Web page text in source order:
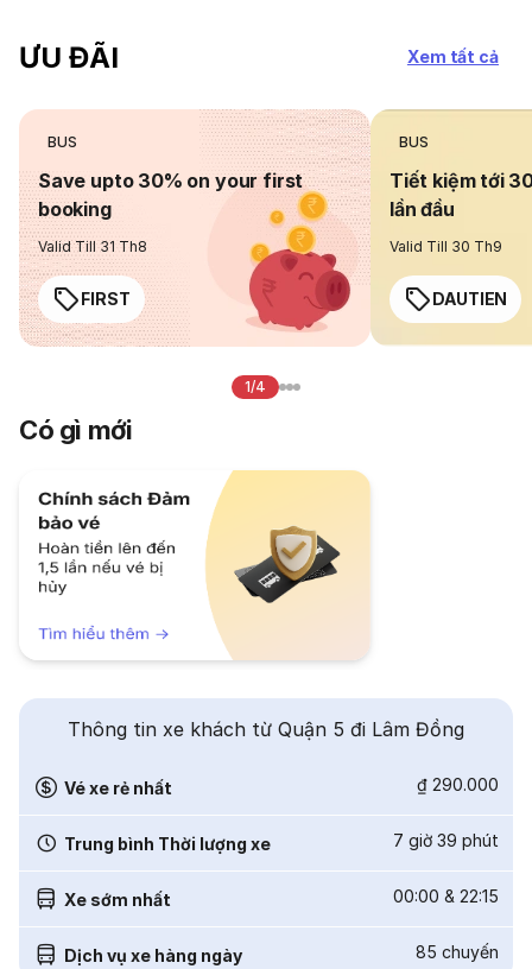
ƯU ĐÃI Xem tất cả
BUS
Save upto 30% on your first
booking
Valid Till 31 Th8
FIRST
BUS
Tiết kiệm tới
lần đầu
Valid Till 30 Th9
DAUTIEN
1/4
Có gì mới
Thông tin xe khách từ Quận 5 đi Lâm Đồng
Vé xe rẻ nhất ₫ 290.000
Trung bình Thời lượng xe 7 giờ 39 phút
Xe sớm nhất 00:00 & 22:15
Dịch vụ xe hàng ngày 85 chuyến